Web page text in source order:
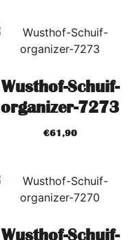
Wusthof-Schuif-
organizer-7273
€61,90
Wusthof-Schuif-